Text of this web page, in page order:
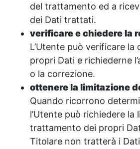
del trattamento ed a
dei Dati trattati.
verificare e chiedere la
L’Utente può verificare
propri Dati e richiederne
o la correzione.
ottenere la limitazione
Quando ricorrono
l’Utente può richiedere la
trattamento dei propri
Titolare non tratterà i